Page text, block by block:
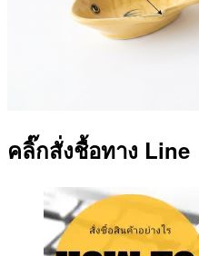
คลิ๊กสั่งชื้อทาง Line